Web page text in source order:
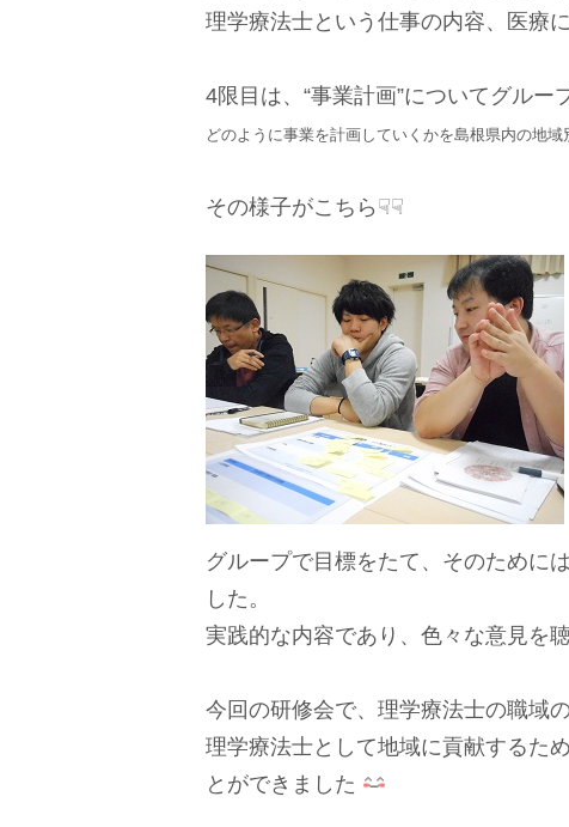
理学療法士という仕事の内容、医療
4限目は、“事業計画”についてグルー
どのように事業を計画していくかを島根県内の地
その様子がこちら☟☟
グループで目標をたて、そのために
した。
実践的な内容であり、色々な意見を
今回の研修会で、理学療法士の職域
理学療法士として地域に貢献するた
とができました